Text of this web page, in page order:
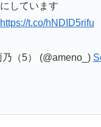
しています
https://t.co/hNDID5rifu
（5） (@ameno_)